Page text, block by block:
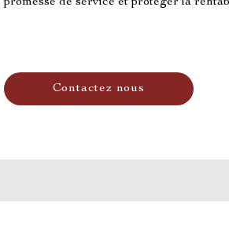
Contactez nous